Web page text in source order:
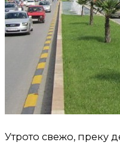
Утрото свежо, преку